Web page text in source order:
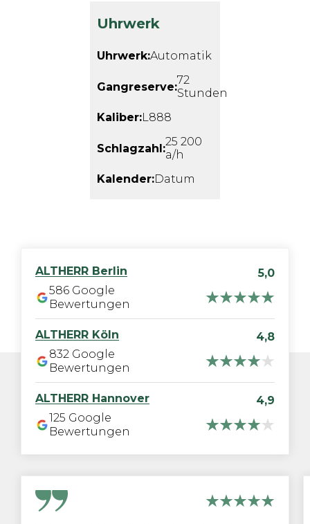
Uhrwerk
Uhrwerk:Automatik
Gangreserve:72
Stunden
Kaliber:L888
Schlagzahl:25 200
a/h
Kalender:Datum
ALTHERR Berlin
5,0
586 Google
Bewertungen
ALTHERR Köln
4,8
832 Google
Bewertungen
ALTHERR Hannover
4,9
125 Google
Bewertungen